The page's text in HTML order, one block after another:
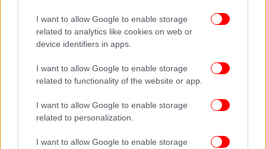
I want to allow Google to enable storage
related to analytics like cookies on web or
device identifiers in apps.
I want to allow Google to enable storage
related to functionality of the website or app.
I want to allow Google to enable storage
related to personalization.
I want to allow Google to enable storage
ΔΕΙΤΕ ΕΠΙΣΗΣ